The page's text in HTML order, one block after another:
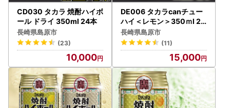
CD030 タカラ 焼酎ハイボ
ール ドライ 350ml 24本
長崎県島原市
(23)
10,000
DE006 タカラcanチュー
ハイ＜レモン＞350ｍl 24
本入
長崎県島原市
(11)
15,000